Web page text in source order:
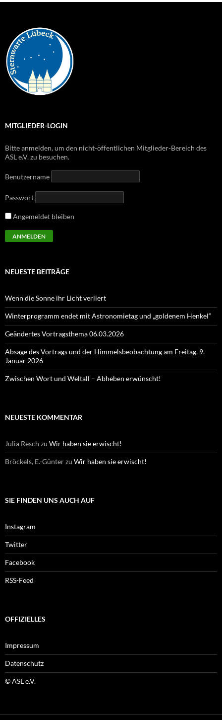
MITGLIEDER-LOGIN
Bitte anmelden, um den nicht-öffentlichen Mitglieder-Bereich des
ASL e.V. zu besuchen.
Benutzername
Passwort
Angemeldet bleiben
NEUESTE BEITRÄGE
Wenn die Sonne ihr Licht verliert
Winterprogramm endet mit Astronomietag und „goldenem Henkel“
Geändertes Vortragsthema 06.03.2026
Absage des Vortrags und der Himmelsbeobachtung am Freitag, 9.
Januar 2026
Zwischen Wort und Weltall – Abheben erwünscht!
NEUESTE KOMMENTAR
Julia Resch zu Wir haben sie erwischt!
Bröckels, E.-Günterzu Wir haben sie erwischt!
SIE FINDEN UNS AUCH AUF
Instagram
Twitter
Facebook
RSS-Feed
OFFIZIELLES
Impressum
Datenschutz
© ASL e.V.